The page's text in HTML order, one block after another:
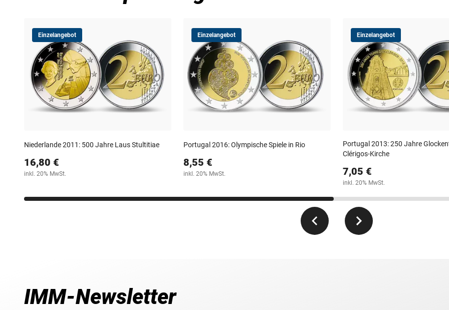
Einzelangebot
Niederlande 2011: 500 Jahre Laus Stultitiae
16,80 €
inkl. 20% MwSt.
Einzelangebot
Portugal 2016: Olympische Spiele in Rio
8,55 €
inkl. 20% MwSt.
Einzelangebot
Portugal 2013: 250 Jahre
Clérigos-Kirche
7,05 €
inkl. 20% MwSt.
IMM-Newsletter